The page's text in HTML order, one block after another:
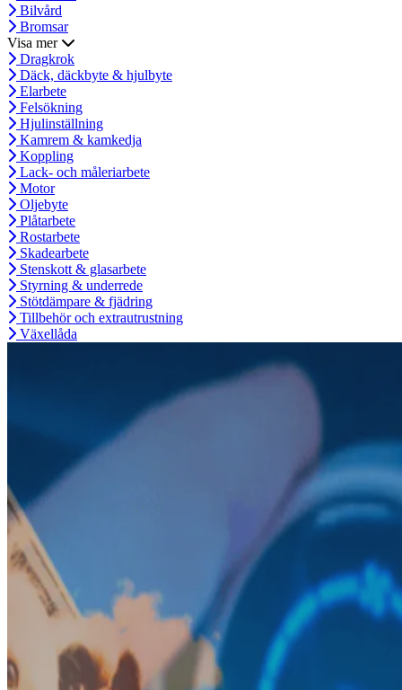
Bilvård
Bromsar
Visa mer
Dragkrok
Däck, däckbyte & hjulbyte
Elarbete
Felsökning
Hjulinställning
Kamrem & kamkedja
Koppling
Lack- och måleriarbete
Motor
Oljebyte
Plåtarbete
Rostarbete
Skadearbete
Stenskott & glasarbete
Styrning & underrede
Stötdämpare & fjädring
Tillbehör och extrautrustning
Växellåda